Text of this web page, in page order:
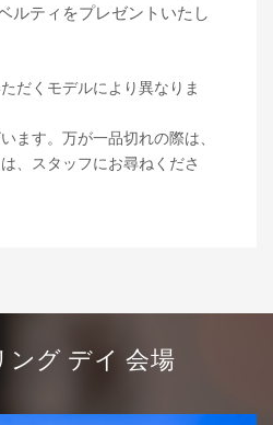
ルティをプレゼントいたし
だくモデルにより異なりま
ます。万が一品切れの際は、
、スタッフにお尋ねくださ
ング デイ 会場